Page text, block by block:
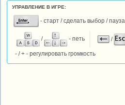
УПРАВЛЕНИЕ В ИГРЕ:
- старт / сделать выбор / пауза
/ - петь /
- / + - регулировать громкость